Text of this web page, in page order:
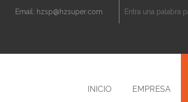
Email: hzsp@hzsuper.com
INICIO EMPRESA